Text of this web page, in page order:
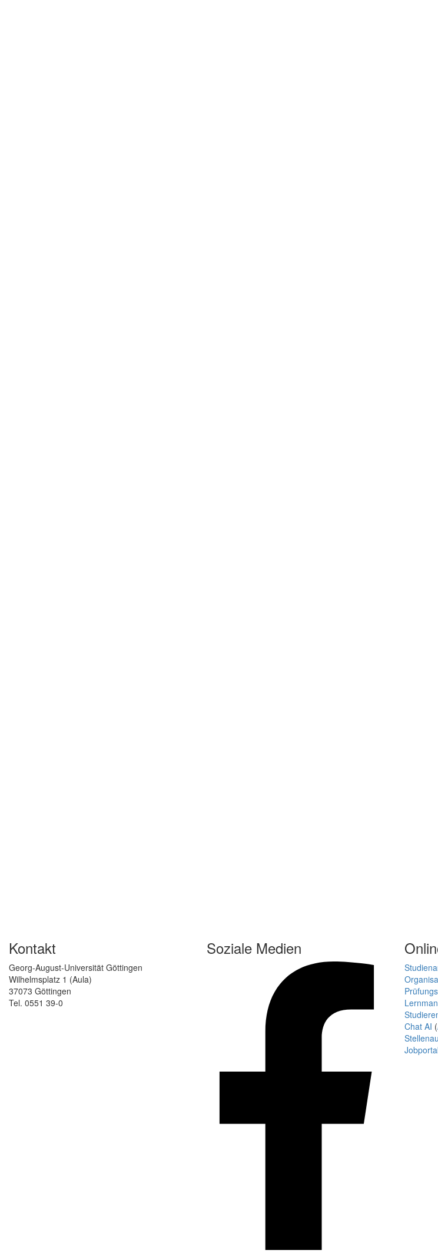
Kontakt
Georg-August-Universität Göttingen
Wilhelmsplatz 1 (Aula)
37073 Göttingen
Tel. 0551 39-0
Soziale Medien
Chat AI (